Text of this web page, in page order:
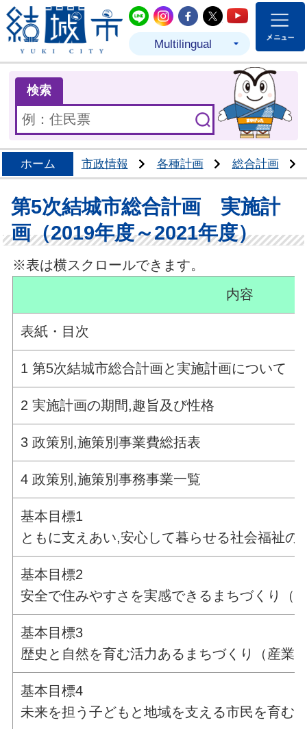
結城市公式LINE
結城市公式Instagram
結城市公式
結城市公式
結城市
Multilingual
検索
ホーム 市政情報 各種計画 総合計画
第5次結城市総合計画 実施計
画（2019年度～2021年度）
※表は横スクロールできます。
内容
表紙・目次
1 第5次結城市総合計画と実施計画について
2 実施計画の期間,趣旨及び性格
3 政策別,施策別事業費総括表
4 政策別,施策別事務事業一覧
基本目標1
ともに支えあい,安心して暮らせる社会福祉の
基本目標2
安全で住みやすさを実感できるまちづくり（
基本目標3
歴史と自然を育む活力あるまちづくり（産業
基本目標4
未来を担う子どもと地域を支える市民を育む